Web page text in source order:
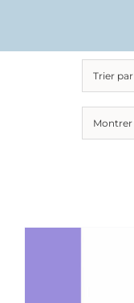
Trier par
Montrer